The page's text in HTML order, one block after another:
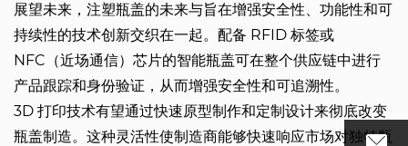
展望未来，注塑瓶盖的未来与旨在增强安全性、功能性和可
持续性的技术创新交织在一起。配备 RFID 标签或
NFC（近场通信）芯片的智能瓶盖可在整个供应链中进行
产品跟踪和身份验证，从而增强安全性和可追溯性。
3D 打印技术有望通过快速原型制作和定制设计来彻底改变
瓶盖制造。这种灵活性使制造商能够快速响应市场对独特瓶